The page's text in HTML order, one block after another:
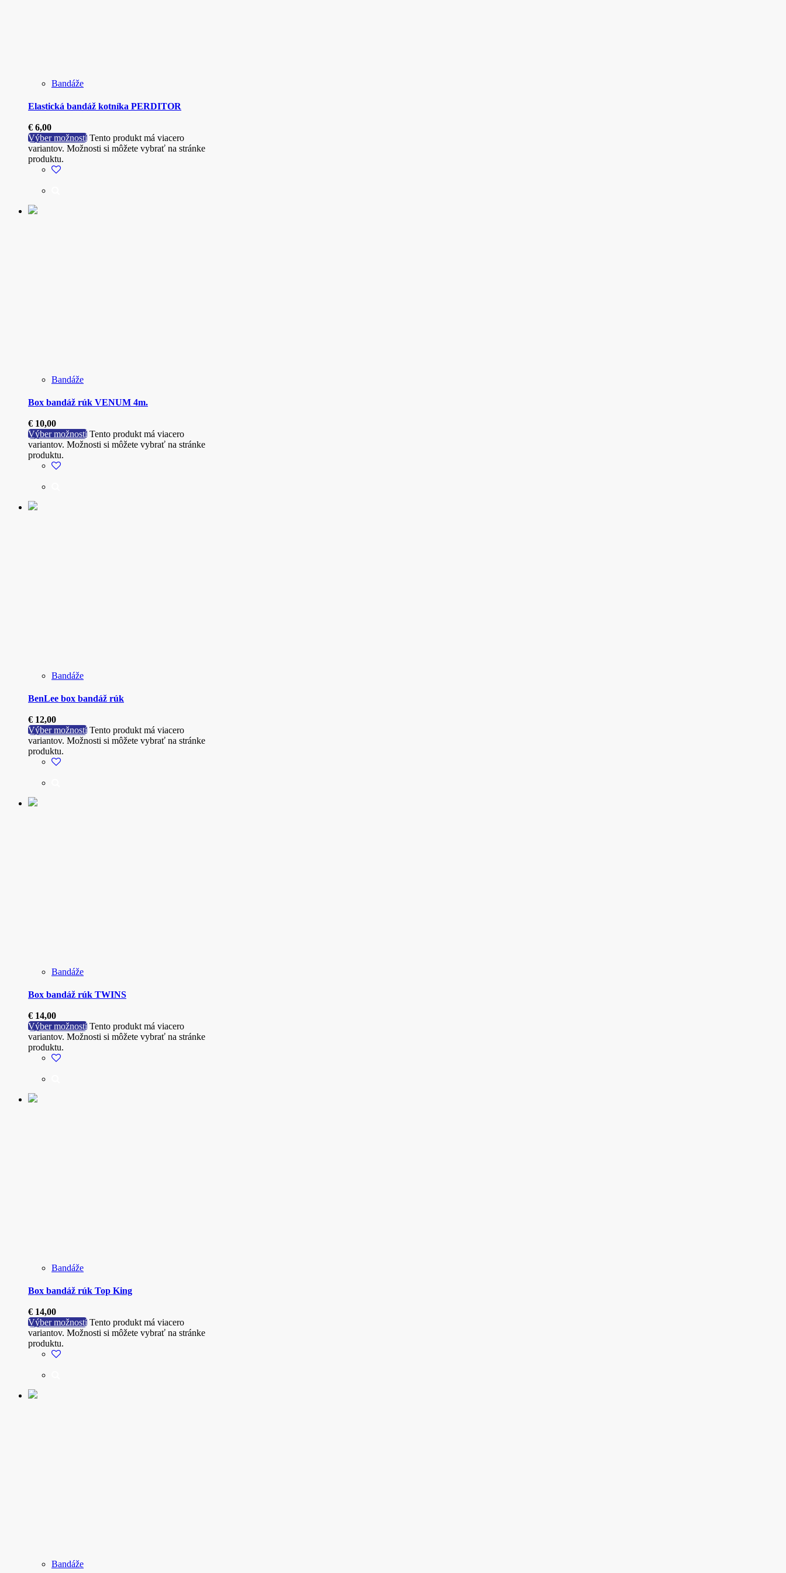
Bandáže
Elastická bandáž kotníka PERDITOR
€ 6,00
Výber možností Tento produkt má viacero
variantov. Možnosti si môžete vybrať na stránke
produktu.
Bandáže
Box bandáž rúk VENUM 4m.
€ 10,00
Výber možností Tento produkt má viacero
variantov. Možnosti si môžete vybrať na stránke
produktu.
Bandáže
BenLee box bandáž rúk
€ 12,00
Výber možností Tento produkt má viacero
variantov. Možnosti si môžete vybrať na stránke
produktu.
Bandáže
Box bandáž rúk TWINS
€ 14,00
Výber možností Tento produkt má viacero
variantov. Možnosti si môžete vybrať na stránke
produktu.
Bandáže
Box bandáž rúk Top King
€ 14,00
Výber možností Tento produkt má viacero
variantov. Možnosti si môžete vybrať na stránke
produktu.
Bandáže